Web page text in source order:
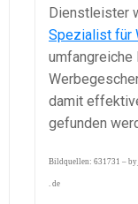
Dienstleister
Spezialist für
damit
gefunden
Bildquellen: 631731 –
. de